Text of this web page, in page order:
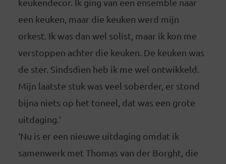
een keuken, maar die keuken werd mijn
orkest. Ik was dan wel solist, maar ik kon me
verstoppen achter die keuken. De keuken was
de ster. Sindsdien heb ik me wel ontwikkeld.
Mijn laatste stuk was veel soberder, er stond
bijna niets op het toneel, dat was een grote
uitdaging.’
‘Nu is er een nieuwe uitdaging omdat ik
samenwerk met Thomas van der Borght, die